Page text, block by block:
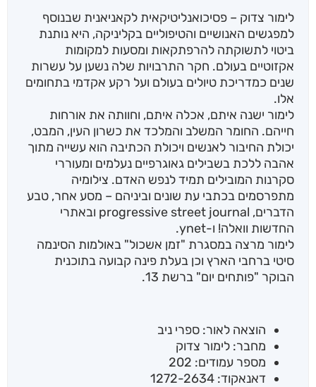
לימור צדוק – פסיכואנליטיקאית לקאניאנית שבנוסף
למפגשים האנושיים והטיפוליים בקליניקה, היא נותנת
ביטוי לתשוקתה להרפתקאות ומסעות למקומות
אקזוטיים בעולם. חקר התרבויות שלה נשען על עשרות
שנים כמדריכת טיולים בעולם ועל רקע אקדמי בתחומים
אלו.
לימור ישנה איתם, אכלה איתם, וחוותה את אורחות
חייהם. החומר המשלב והמלכד את כשרון העין, המבט,
יכולת החיבור לאנשים ויכולת הכתיבה הוא עשייה מתוך
אהבה ללכת בשבילים גאוגרפיים נעלמים ומעוררי
סקרנות המובילים תמיד לנפש האדם. צילומיה
מתפרסמים בכתבי עת שונים וביניהם – מסע אחר, טבע
הדברים, progressive street journal ובאתרי
החדשות וואלה! ו-ynet.
לימור מרצה במסגרת "זמן אשכול" באולמות הסינמה
סיטי ברחבי הארץ וכן בעלת פינה קבועה בתוכנית
הבוקר "פותחים יום" ברשת 13.
הוצאה לאור: ספרי ניב
מחבר: לימור צדוק
מספר עמודים: 202
דאנאקוד: 1272-2634